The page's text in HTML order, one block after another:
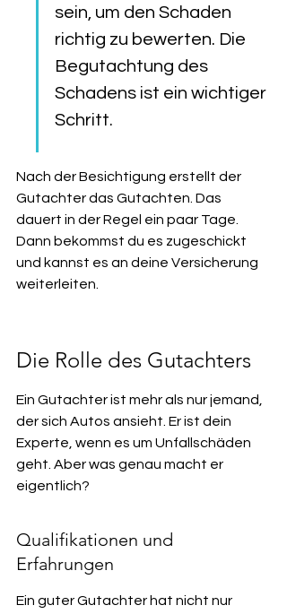
sein, um den Schaden
richtig zu bewerten. Die
Begutachtung des
Schadens ist ein wichtiger
Schritt.
Nach der Besichtigung erstellt der
Gutachter das Gutachten. Das
dauert in der Regel ein paar Tage.
Dann bekommst du es zugeschickt
und kannst es an deine Versicherung
weiterleiten.
Die Rolle des Gutachters
Ein Gutachter ist mehr als nur jemand,
der sich Autos ansieht. Er ist dein
Experte, wenn es um Unfallschäden
geht. Aber was genau macht er
eigentlich?
Qualifikationen und
Erfahrungen
Ein guter Gutachter hat nicht nur